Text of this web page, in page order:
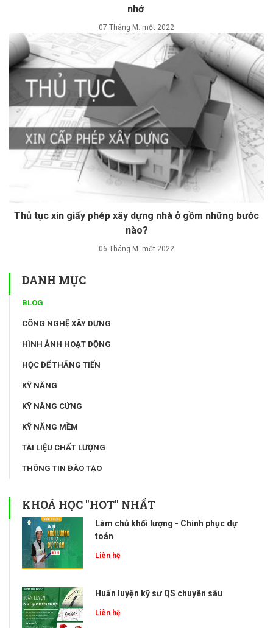
nhớ
07 Tháng M. một 2022
Thủ tục xin giấy phép xây dựng nhà ở gồm những bước
nào?
06 Tháng M. một 2022
DANH MỤC
BLOG
CÔNG NGHỆ XÂY DỰNG
HÌNH ẢNH HOẠT ĐỘNG
HỌC ĐỂ THĂNG TIẾN
KỸ NĂNG
KỸ NĂNG CỨNG
KỸ NĂNG MỀM
TÀI LIỆU CHẤT LƯỢNG
THÔNG TIN ĐÀO TẠO
KHOÁ HỌC "HOT" NHẤT
Làm chủ khối lượng - Chinh phục dự
toán
Liên hệ
Huấn luyện kỹ sư QS chuyên sâu
Liên hệ